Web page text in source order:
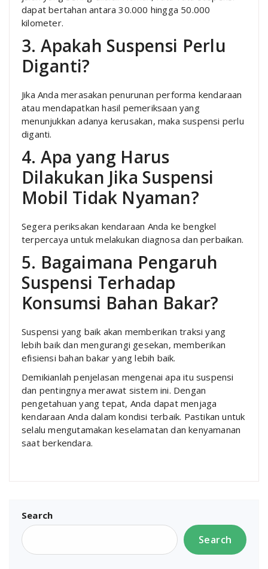
dapat bertahan antara 30.000 hingga 50.000
kilometer.
3. Apakah Suspensi Perlu
Diganti?
Jika Anda merasakan penurunan performa kendaraan
atau mendapatkan hasil pemeriksaan yang
menunjukkan adanya kerusakan, maka suspensi perlu
diganti.
4. Apa yang Harus
Dilakukan Jika Suspensi
Mobil Tidak Nyaman?
Segera periksakan kendaraan Anda ke bengkel
terpercaya untuk melakukan diagnosa dan perbaikan.
5. Bagaimana Pengaruh
Suspensi Terhadap
Konsumsi Bahan Bakar?
Suspensi yang baik akan memberikan traksi yang
lebih baik dan mengurangi gesekan, memberikan
efisiensi bahan bakar yang lebih baik.
Demikianlah penjelasan mengenai apa itu suspensi
dan pentingnya merawat sistem ini. Dengan
pengetahuan yang tepat, Anda dapat menjaga
kendaraan Anda dalam kondisi terbaik. Pastikan untuk
selalu mengutamakan keselamatan dan kenyamanan
saat berkendara.
Search
Search